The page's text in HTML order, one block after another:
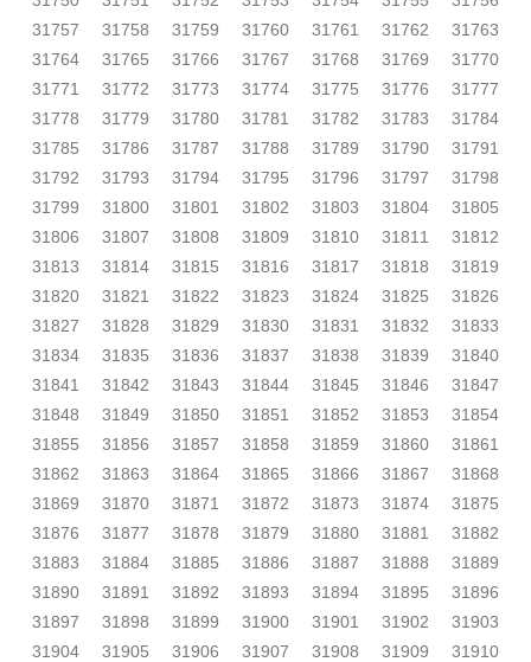
31757
31758 31759 31760 31761 31762
31763
31764
31765 31766 31767 31768 31769
31770
31771
31772 31773 31774 31775 31776
31777
31778
31779 31780 31781 31782 31783
31784
31785
31786 31787 31788 31789 31790
31791
31792
31793 31794 31795 31796 31797
31798
31799
31800 31801 31802 31803 31804
31805
31806
31807 31808 31809 31810 31811
31812
31813
31814 31815 31816 31817 31818
31819
31820
31821 31822 31823 31824 31825
31826
31827
31828 31829 31830 31831 31832
31833
31834
31835 31836 31837 31838 31839
31840
31841
31842 31843 31844 31845 31846
31847
31848
31849 31850 31851 31852 31853
31854
31855
31856 31857 31858 31859 31860
31861
31862
31863 31864 31865 31866 31867
31868
31869
31870 31871 31872 31873 31874
31875
31876
31877 31878 31879 31880 31881
31882
31883
31884 31885 31886 31887 31888
31889
31890
31891 31892 31893 31894 31895
31896
31897
31898 31899 31900 31901 31902
31903
31904
31905 31906 31907 31908 31909
31910